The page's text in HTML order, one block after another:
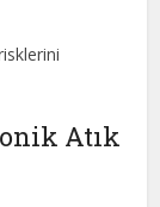
Atık